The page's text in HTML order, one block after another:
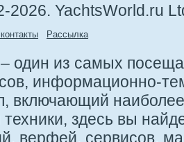
2026. YachtsWorld.ru
Рассылка
– один из самых
информационно-
включающий
здесь вы
верфей, сервисов,